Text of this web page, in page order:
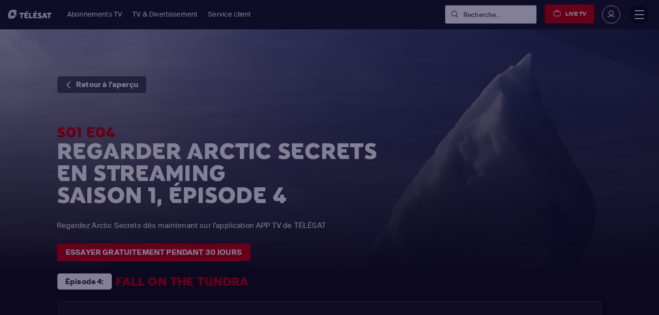
Abonnements TV TV & Divertissement Service client Recherche... LIVE TV
Retour à l'aperçu
S01 E04
REGARDER ARCTIC SECRETS
EN STREAMING
SAISON 1, ÉPISODE 4
Regardez Arctic Secrets dès maintenant sur l'application APP TV de TÉLÉSAT
ESSAYER GRATUITEMENT PENDANT 30 JOURS
Épisode 4: FALL ON THE TUNDRA